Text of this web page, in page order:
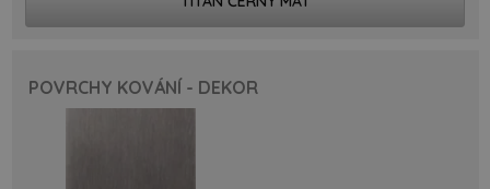
POVRCHY KOVÁNÍ - DEKOR